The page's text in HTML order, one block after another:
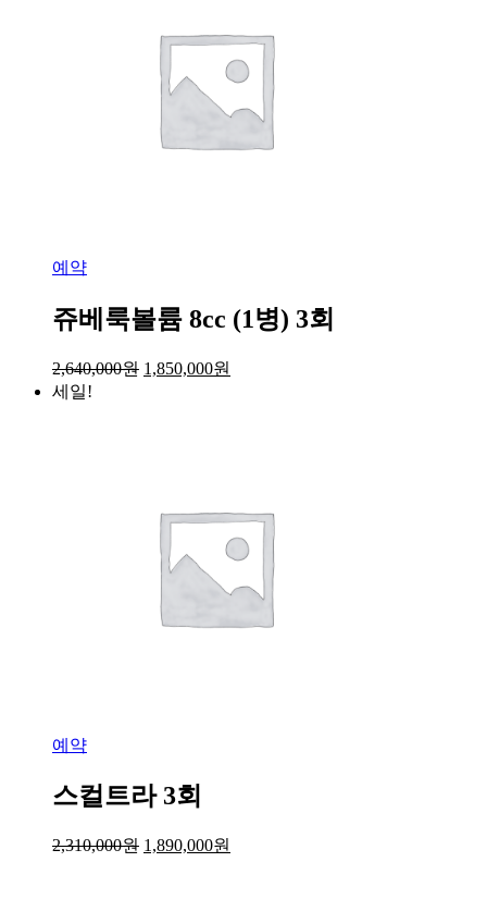
예약
쥬베룩볼륨 8cc (1병) 3회
2,640,000원 1,850,000원
세일!
예약
스컬트라 3회
2,310,000원 1,890,000원